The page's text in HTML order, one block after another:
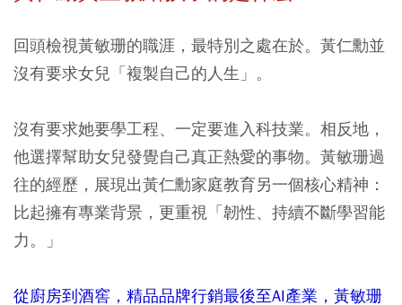
回頭檢視黃敏珊的職涯，最特別之處在於。黃仁勳並
沒有要求女兒「複製自己的人生」。
沒有要求她要學工程、一定要進入科技業。相反地，
他選擇幫助女兒發覺自己真正熱愛的事物。黃敏珊過
往的經歷，展現出黃仁勳家庭教育另一個核心精神：
比起擁有專業背景，更重視「韌性、持續不斷學習能
力。」
從廚房到酒窖，精品品牌行銷最後至AI產業，黃敏珊